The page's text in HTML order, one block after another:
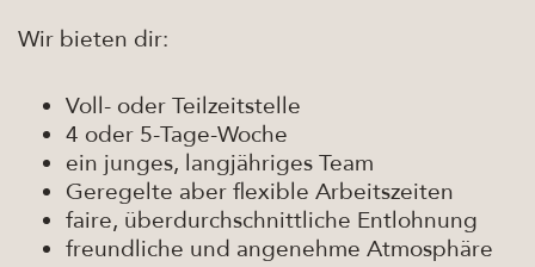
Wir bieten dir:
Voll- oder Teilzeitstelle
4 oder 5-Tage-Woche
ein junges, langjähriges Team
Geregelte aber flexible Arbeitszeiten
faire, überdurchschnittliche Entlohnung
freundliche und angenehme Atmosphäre